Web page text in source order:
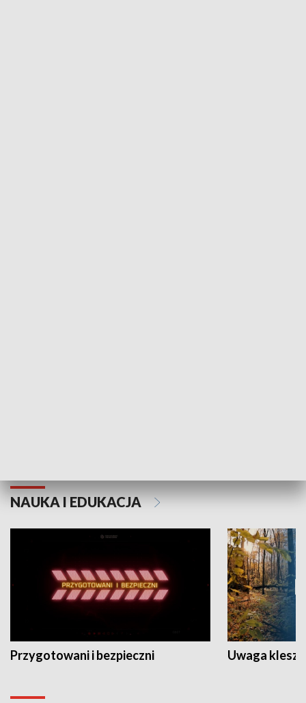
NAUKA I EDUKACJA
Przygotowani i bezpieczni Uwaga